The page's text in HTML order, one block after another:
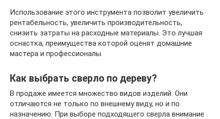
Использование этого инструмента позволит увеличить
рентабельность, увеличить производительность,
снизить затраты на расходные материалы. Это лучшая
оснастка, преимущества которой оценят домашние
мастера и профессионалы.
Как выбрать сверло по дереву?
В продаже имеется множество видов изделий. Они
отличаются не только по внешнему виду, но и по
назначению. При выборе подходящего сверла внимание